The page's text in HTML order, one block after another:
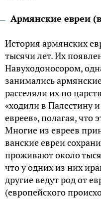
Армянские евреи
История армянских
тысячи лет. Их
Навуходоносором,
занимались
расселяли их по
«ходили в Палестину
евреев», полагая,
Многие из евреев
ванские евреи
проживают около
что у одних из них
другие ведут род от
(европейского